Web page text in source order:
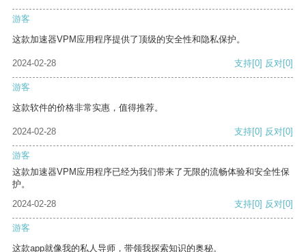
游客
这款加速器VPM应用程序提供了顶级的安全性和隐私保护。
2024-02-28 支持[0] 反对[0]
游客
这款软件的价格非常实惠，值得推荐。
2024-02-28 支持[0] 反对[0]
游客
这款加速器VPM应用程序已经为我们带来了无限的流畅体验和安全性保
护。
2024-02-28
支持[0] 反对[0]
游客
这款app就像我的私人导师，带领我探索知识的奥秘。